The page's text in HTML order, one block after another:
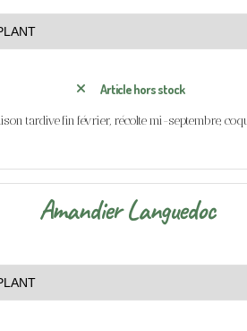
tardive fin février, récolte mi-septembre,
Article hors stock
Amandier Languedoc